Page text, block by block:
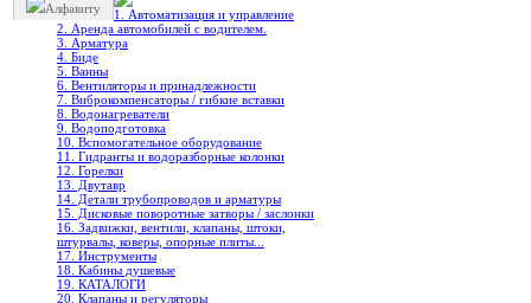
Алфавиту
1. Автоматизация и управление
2. Аренда автомобилей с водителем.
3. Арматура
4. Биде
5. Ванны
6. Вентиляторы и принадлежности
7. Виброкомпенсаторы / гибкие вставки
8. Водонагреватели
9. Водоподготовка
10. Вспомогательное оборудование
11. Гидранты и водоразборные колонки
12. Горелки
13. Двутавр
14. Детали трубопроводов и арматуры
15. Дисковые поворотные затворы / заслонки
16. Задвижки, вентили, клапаны, штоки,
штурвалы, коверы, опорные плиты...
17. Инструменты
18. Кабины душевые
19. КАТАЛОГИ
20. Клапаны и регуляторы